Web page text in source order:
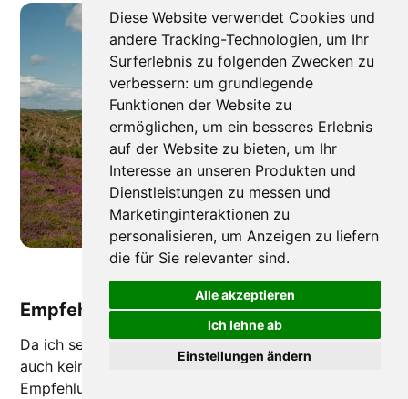
Diese Website verwendet Cookies und
andere Tracking-Technologien, um Ihr
Surferlebnis zu folgenden Zwecken zu
verbessern: um grundlegende
Funktionen der Website zu
ermöglichen, um ein besseres Erlebnis
auf der Website zu bieten, um Ihr
Interesse an unseren Produkten und
Dienstleistungen zu messen und
Marketinginteraktionen zu
personalisieren, um Anzeigen zu liefern
die für Sie relevanter sind.
Alle akzeptieren
Ich lehne ab
Einstellungen ändern
In Crozon ist die Natur herrlich
Empfehlungen Ferienhaus am Meer
Da ich selbst aus Crozon komme, brauche ich hier
auch kein Ferienhaus. Hier sind jedoch einige
Empfehlungen (die Eigentümer kenne ich nicht